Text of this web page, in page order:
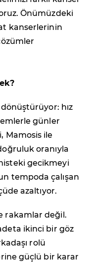
Önümüzdeki
kanserlerinin
hız
günler
Mamosis ile
oranıyla
gecikmeyi
tempoda çalışan
azaltıyor.
rakamlar değil.
ikinci bir göz
rolü
güçlü bir karar